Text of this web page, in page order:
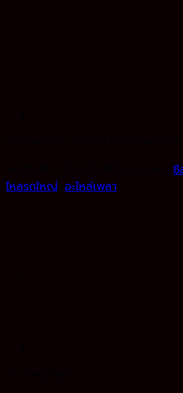
ซี
ไหลรถใหญ่ อะไหล่เพลา